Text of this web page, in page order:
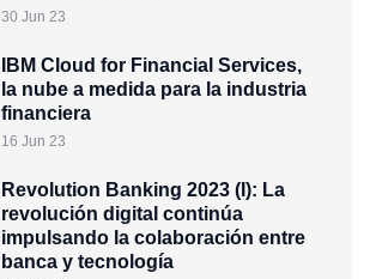
30 Jun 23
IBM Cloud for Financial Services,
la nube a medida para la industria
financiera
16 Jun 23
Revolution Banking 2023 (I): La
revolución digital continúa
impulsando la colaboración entre
banca y tecnología